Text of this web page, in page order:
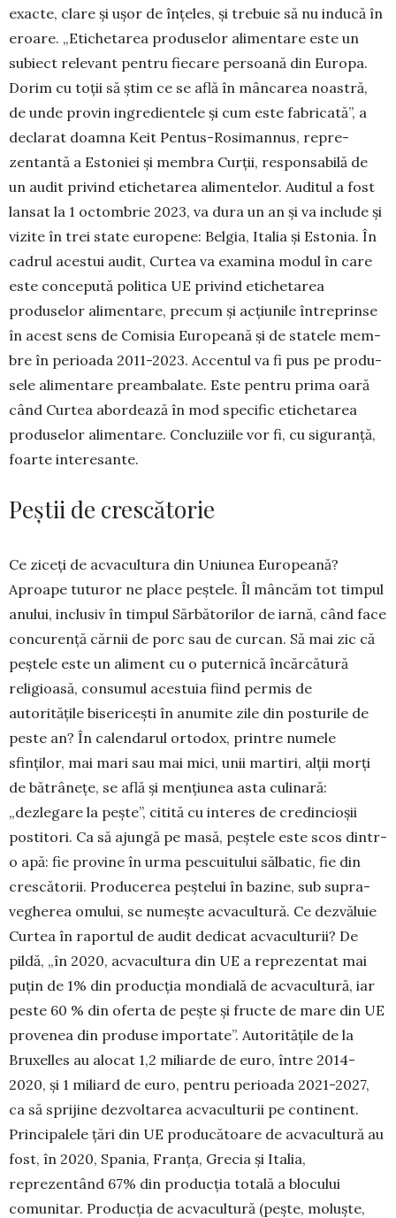
exacte, clare și ușor de înțeles, și tre­buie să nu inducă în
eroare. „Etichetarea pro­du­selor alimentare este un
subiect re­le­vant pentru fiecare persoană din Euro­pa.
Dorim cu toții să știm ce se află în mân­ca­rea noastră,
de unde provin ingre­di­entele și cum este fabricată”, a
declarat doam­na Keit Pentus-Rosiman­nus, repre­
zentantă a Estoniei și membra Curții, res­ponsabilă de
un audit privind etichetarea ali­men­telor. Auditul a fost
lansat la 1 octombrie 2023, va dura un an și va include și
vizite în trei state eu­ro­pene: Belgia, Italia și Estonia. În
cadrul acestui au­dit, Curtea va examina modul în care
este con­ce­pută politica UE privind eti­chetarea
produselor alimen­ta­re, precum și acțiunile între­prin­se
în acest sens de Co­mi­sia Europeană și de statele mem­
bre în perioada 2011-2023. Accentul va fi pus pe produ­
sele alimentare preambalate. Este pentru prima oară
când Curtea abordează în mod specific etichetarea
produselor alimentare. Concluziile vor fi, cu sigu­ranță,
foarte interesante.
Peștii de crescătorie
Ce ziceți de acvacultura din Uniunea Euro­pea­nă?
Aproape tuturor ne place peștele. Îl mâncăm tot timpul
anului, inclusiv în timpul Sărbătorilor de iarnă, când face
concurență cărnii de porc sau de curcan. Să mai zic că
peștele este un aliment cu o puternică încărcătură
religioasă, consumul acestuia fiind permis de
autoritățile bisericești în anumite zile din posturile de
peste an? În calendarul orto­dox, printre numele
sfinților, mai mari sau mai mici, unii martiri, alții morți
de bătrânețe, se află și mențiunea asta culinară:
„dezlegare la pește”, citită cu interes de credincioșii
postitori. Ca să ajungă pe masă, peștele este scos dintr-
o apă: fie pro­vine în urma pescuitului sălbatic, fie din
cres­cătorii. Producerea peștelui în bazine, sub supra­
vegherea omului, se numește acvacultură. Ce dez­vă­luie
Curtea în raportul de audit dedicat acva­cul­turii? De
pildă, „în 2020, acvacultura din UE a reprezentat mai
puțin de 1% din producția mon­di­a­lă de acvacultură, iar
peste 60 % din oferta de peș­te și fructe de mare din UE
provenea din produ­se importate”. Autoritățile de la
Bruxelles au alocat 1,2 miliarde de euro, între 2014-
2020, și 1 miliard de euro, pentru perioada 2021-2027,
ca să sprijine dezvoltarea acvaculturii pe continent.
Principalele țări din UE producătoare de acvacultură au
fost, în 2020, Spania, Franța, Grecia și Italia,
reprezentând 67% din producția totală a blocului
comunitar. Producția de acvacultură (pește, moluște,